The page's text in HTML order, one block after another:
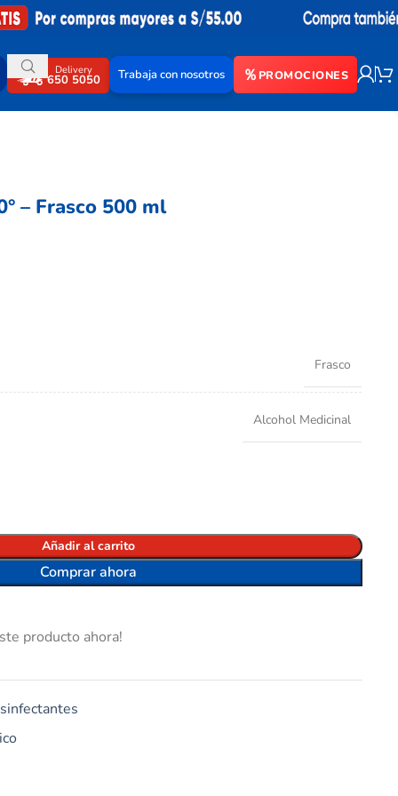
Delivery
650 5050 Trabaja con nosotros PROMOCIONES
– Frasco 500 ml
Frasco
Alcohol Medicinal
Añadir al carrito
Comprar ahora
producto ahora!